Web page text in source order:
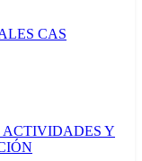
CAS
Y